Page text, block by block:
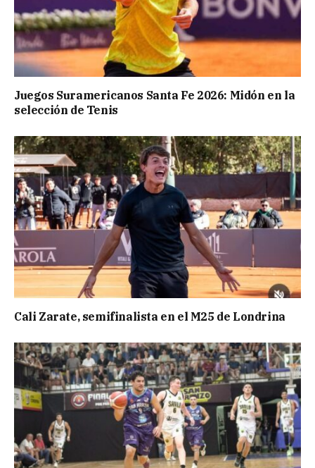
Juegos Suramericanos Santa Fe 2026: Midón en la
selección de Tenis
Cali Zarate, semifinalista en el M25 de Londrina